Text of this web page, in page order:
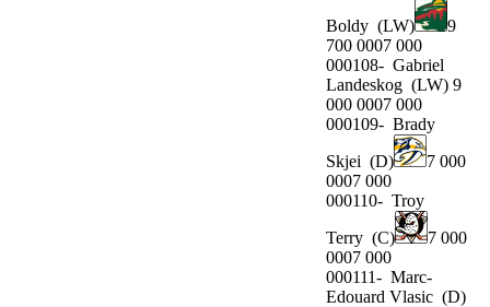
Boldy (LW)
9
700 0007 000
000108- Gabriel
Landeskog (LW) 9
000 0007 000
000109- Brady
Skjei (D)
7 000
0007 000
000110- Troy
Terry (C)
7 000
0007 000
000111- Marc-
Edouard Vlasic (D)